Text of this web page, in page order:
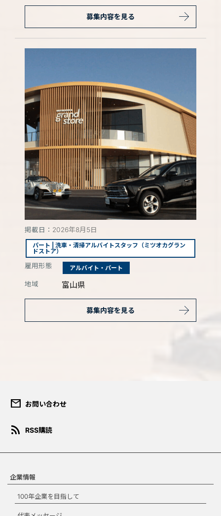
募集内容を見る
掲載日： 2026年8月5日
パート | 洗車・清掃アルバイトスタッフ（ミツオカグラン
ドストア）
雇用形態 アルバイト・パート
地域 富山県
募集内容を見る
このコンテンツは、報道目的ま
にのみご使用いただくことがで
グ、商品化などの商業目的での
ドする場合は、本規約を承諾す
mail お問い合わせ
rss_feed RSS購読
企業情報
100年企業を目指して